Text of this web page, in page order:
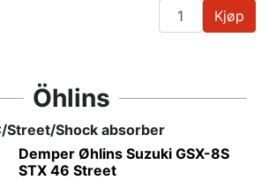
Kjøp
Öhlins
Street/Shock absorber
Demper Øhlins Suzuki GSX-8S
STX 46 Street